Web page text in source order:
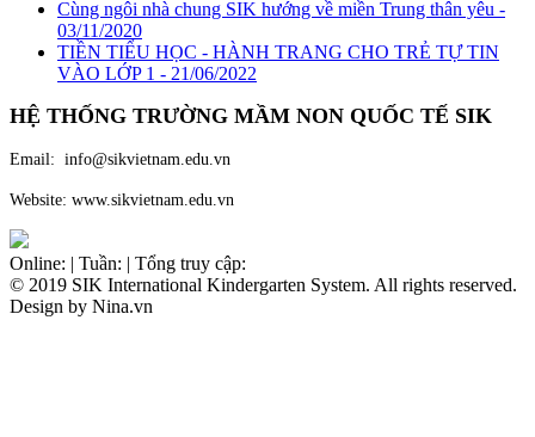
Cùng ngôi nhà chung SIK hướng về miền Trung thân yêu -
03/11/2020
TIỀN TIỂU HỌC - HÀNH TRANG CHO TRẺ TỰ TIN
VÀO LỚP 1 - 21/06/2022
HỆ THỐNG TRƯỜNG MẦM NON QUỐC TẾ SIK
Email: info@sikvietnam.edu.vn
Website: www.sikvietnam.edu.vn
Online: | Tuần: | Tổng truy cập:
© 2019 SIK International Kindergarten System. All rights reserved.
Design by Nina.vn